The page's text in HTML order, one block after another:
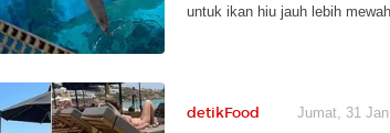
untuk ikan hiu jauh lebih
detikFood Jumat, 31